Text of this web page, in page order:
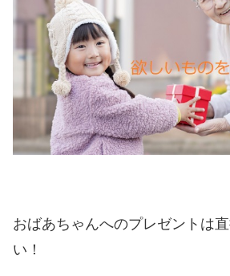
おばあちゃんへのプレゼントは
い！